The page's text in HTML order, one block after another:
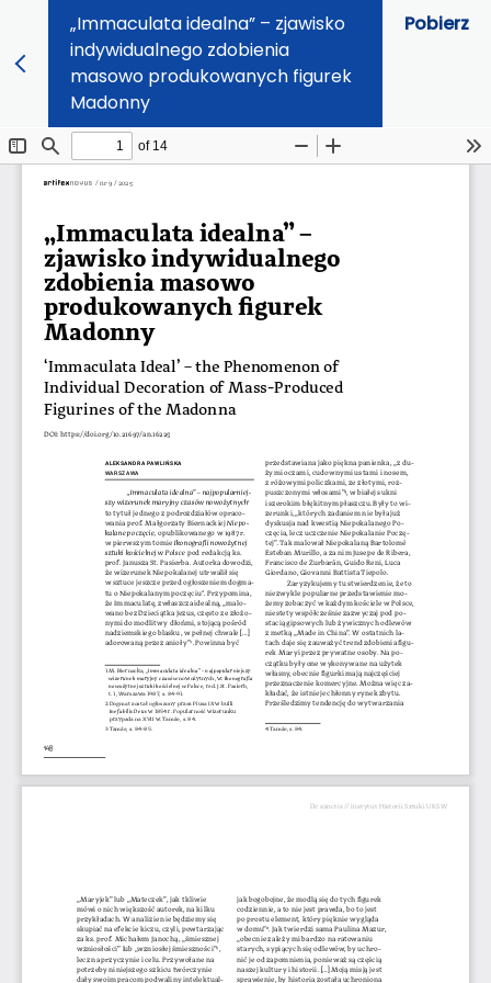
„Immaculata idealna” – zjawisko
indywidualnego zdobienia
masowo produkowanych figurek
Madonny
Pobierz